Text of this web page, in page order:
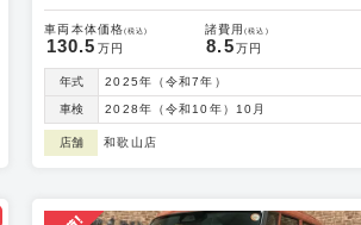
車両本体価格(税込)
130.5 万円
諸費用(税込)
8.5万円
年式 2025年（令和7年）
車検 2028年（令和10年）10月
店舗 和歌山店